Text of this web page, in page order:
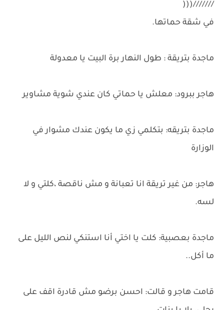
///////(((
في شقة حماتها.
ماجدة بتريقة : طول النهار برة البيت يا معدولة
هاجر ببرود: معلش يا حماتي كان عندي شوية مشاوير
ماجدة بتريقه: بتكلمي زي ما يكون عندك مشوار في
الوزارة
هاجر: من غير تريقة انا تعبانة و مش ناقصة ،كلتي و لا
لسه.
ماجدة بعصبية: كلت يا اختي أنا استنكي لنص الليل على
ما أكل..
قامت هاجر و قالت: احسن برضو مش قادرة اقف على